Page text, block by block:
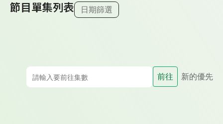
節目單集列表 日期篩選
前往 新的優先